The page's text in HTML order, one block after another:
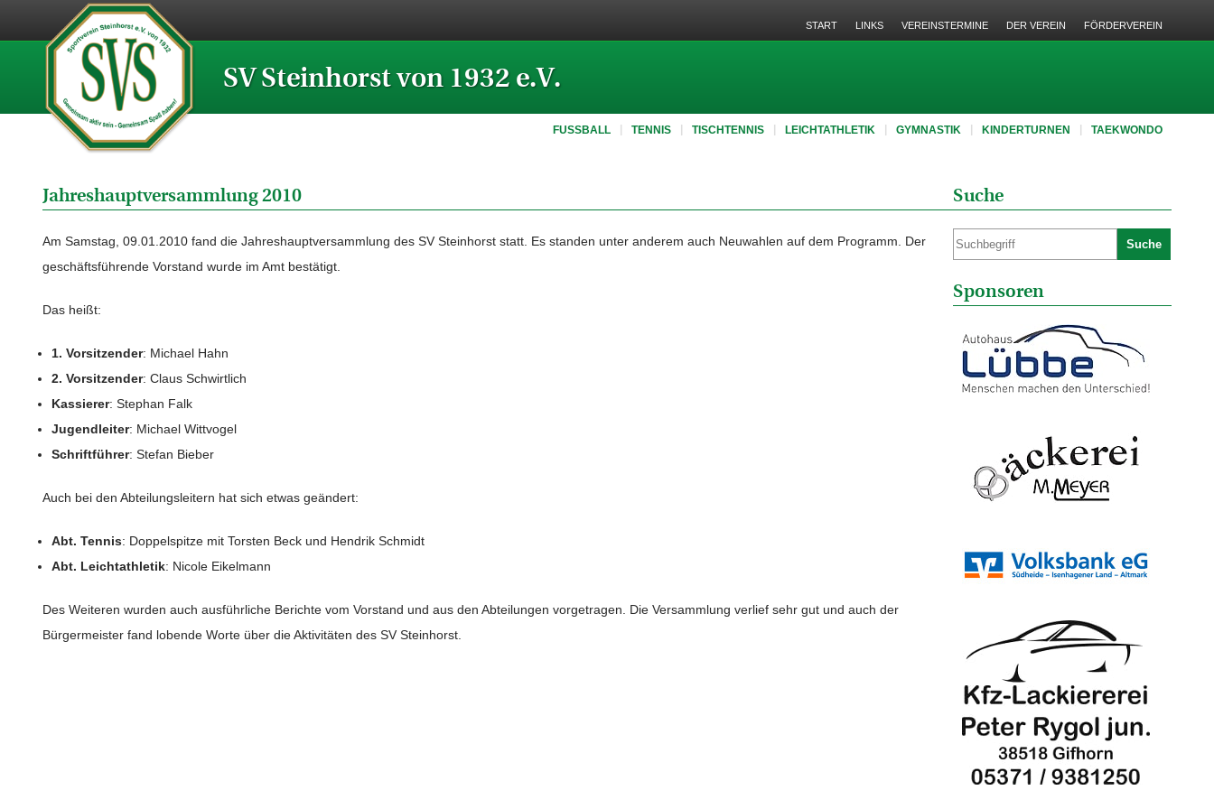
SV Steinhorst von 1932 e.V.
FUSSBALL TENNIS TISCHTENNIS LEICHTATHLETIK GYMNASTIK KINDERTURNEN TAEKWONDO
START LINKS VEREINSTERMINE DER VEREIN FÖRDERVEREIN
Jahreshauptversammlung 2010
Am Samstag, 09.01.2010 fand die Jahreshauptversammlung des SV Steinhorst statt. Es standen unter anderem auch Neuwahlen auf dem Programm. Der
geschäftsführende Vorstand wurde im Amt bestätigt.
Das heißt:
1. Vorsitzender: Michael Hahn
2. Vorsitzender: Claus Schwirtlich
Kassierer: Stephan Falk
Jugendleiter: Michael Wittvogel
Schriftführer: Stefan Bieber
Auch bei den Abteilungsleitern hat sich etwas geändert:
Abt. Tennis: Doppelspitze mit Torsten Beck und Hendrik Schmidt
Abt. Leichtathletik: Nicole Eikelmann
Des Weiteren wurden auch ausführliche Berichte vom Vorstand und aus den Abteilungen vorgetragen. Die Versammlung verlief sehr gut und auch der
Bürgermeister fand lobende Worte über die Aktivitäten des SV Steinhorst.
Suche
Suche
Sponsoren